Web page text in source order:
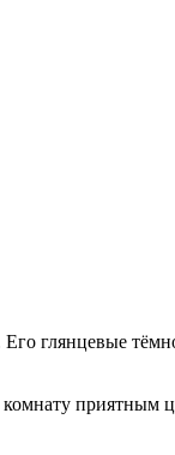
глянцевые
комнату